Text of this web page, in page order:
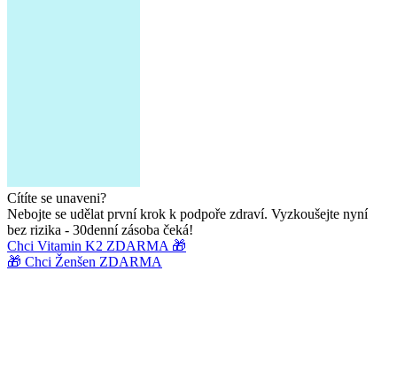
Cítíte se unaveni?
Nebojte se udělat první krok k podpoře zdraví. Vyzkoušejte nyní
bez rizika - 30denní zásoba čeká!
Chci Vitamin K2 ZDARMA 🎁
🎁 Chci Ženšen ZDARMA